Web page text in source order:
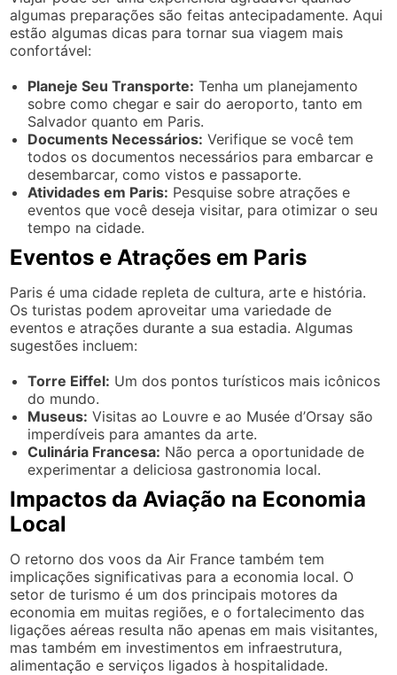
algumas preparações são feitas antecipadamente. Aqui
estão algumas dicas para tornar sua viagem mais
confortável:
Planeje Seu Transporte: Tenha um planejamento
sobre como chegar e sair do aeroporto, tanto em
Salvador quanto em Paris.
Documents Necessários: Verifique se você tem
todos os documentos necessários para embarcar e
desembarcar, como vistos e passaporte.
Atividades em Paris: Pesquise sobre atrações e
eventos que você deseja visitar, para otimizar o seu
tempo na cidade.
Eventos e Atrações em Paris
Paris é uma cidade repleta de cultura, arte e história.
Os turistas podem aproveitar uma variedade de
eventos e atrações durante a sua estadia. Algumas
sugestões incluem:
Torre Eiffel: Um dos pontos turísticos mais icônicos
do mundo.
Museus: Visitas ao Louvre e ao Musée d’Orsay são
imperdíveis para amantes da arte.
Culinária Francesa: Não perca a oportunidade de
experimentar a deliciosa gastronomia local.
Impactos da Aviação na Economia
Local
O retorno dos voos da Air France também tem
implicações significativas para a economia local. O
setor de turismo é um dos principais motores da
economia em muitas regiões, e o fortalecimento das
ligações aéreas resulta não apenas em mais visitantes,
mas também em investimentos em infraestrutura,
alimentação e serviços ligados à hospitalidade.